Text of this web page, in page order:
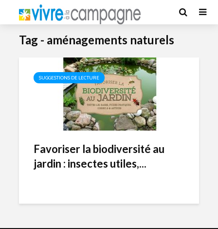
Tag - aménagements naturels
SUGGESTIONS DE LECTURE
Favoriser la biodiversité au
jardin : insectes utiles,...